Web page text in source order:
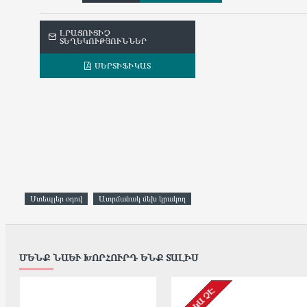
ԼՐԱՑՈՒՑԻՉ
ՏԵՂԵԿՈՒԹՅՈՒՆՆԵՐ
ՍԵՐՏԻՖԻԿԱՏ
Ստեպլեր օդով Ատրճանակ մեխ կրակող
ՄԵՆՔ ՆԱԵՒ ԽՈՐՀՈՒՐԴ ԵՆՔ ՏԱԼԻՍ